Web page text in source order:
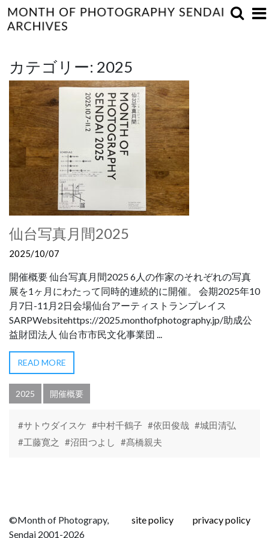
カテゴリー: 2025
仙台写真月間2025
2025/10/07
開催概要 仙台写真月間2025 6人の作家のそれぞれの写真
展を1ヶ月にわたって同時的連続的に開催。 会期2025年10
月7日-11月2日会場仙台アーティストランプレイス
SARPWebsitehttps://2025.monthofphotography.jp/助成公
益財団法人 仙台市市民文化事業団 ...
READ MORE
2025 開催概要
#サトウダイスケ #中村千鶴子 #依田俊哉 #城田清弘
#工藤寛之
#沼田つよし #髙橋親夫
privacy policy
site policy
©Month of Photograpy,
Sendai 2001-2026